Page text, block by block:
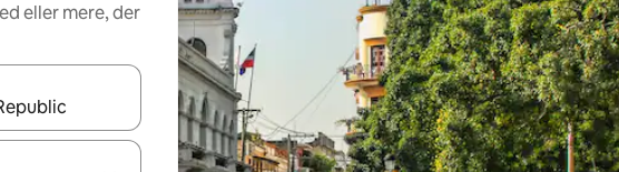
eller mere, der
du navigere med piletasterne op og ned eller se mere ved at trykke eller stryge.